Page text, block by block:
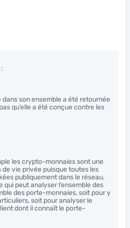
son ensemble a été retournée
qu’elle a été conçue contre les
les crypto-monnaies sont une
vie privée puisque toutes les
publiquement dans le réseau.
qui peut analyser l’ensemble des
des porte-monnaies, soit pour y
soit pour analyser le
dont il connaît le porte-